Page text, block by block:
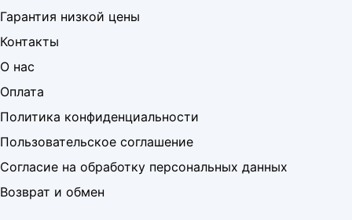
Гарантия низкой цены
Контакты
О нас
Оплата
Политика конфиденциальности
Пользовательское соглашение
Согласие на обработку персональных данных
Возврат и обмен